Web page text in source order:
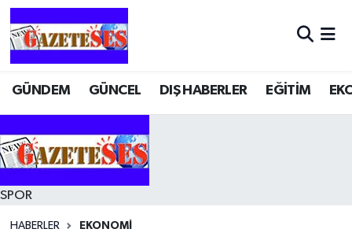
GÜNDEM GÜNCEL DIŞ HABERLER EĞİTİM
SPOR
HABERLER EKONOMİ